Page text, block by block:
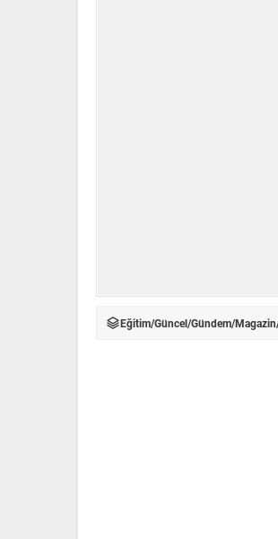
Eğitim/Güncel/Gündem/Magazin